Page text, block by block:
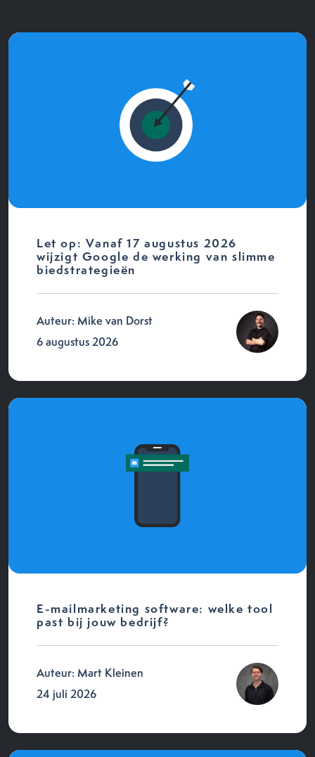
Let op: Vanaf 17 augustus 2026
wijzigt Google de werking van slimme
biedstrategieën
Auteur: Mike van Dorst
6 augustus 2026
E-mailmarketing software: welke tool
past bij jouw bedrijf?
Auteur: Mart Kleinen
24 juli 2026